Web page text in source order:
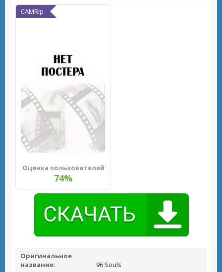
CAMRip
Оценка пользователей
74%
Оригинальное
название:
96 Souls